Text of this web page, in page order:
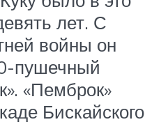
лет. С
войны он
пушечный
«Пемброк»
Бискайского